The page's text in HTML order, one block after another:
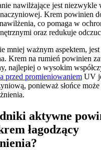
nawilżające jest niezwykle
Krem powinien
co pomaga w
oraz redukuje
mniej ważnym aspektem, jest
Krem na rumień powinien
najlepiej o wysokim
przed promieniowaniem UV
ponieważ słońce
aktywne
łagodzący